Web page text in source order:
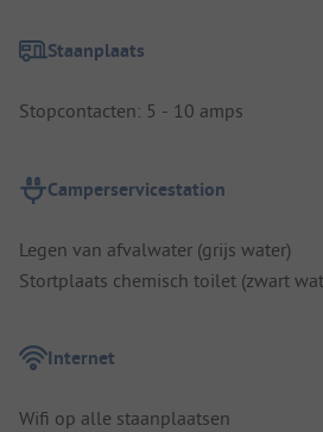
Staanplaats
Stopcontacten: 5 - 10 amps
Camperservicestation
Legen van afvalwater (grijs water)
Stortplaats chemisch toilet (zwart
Internet
Wifi op alle staanplaatsen